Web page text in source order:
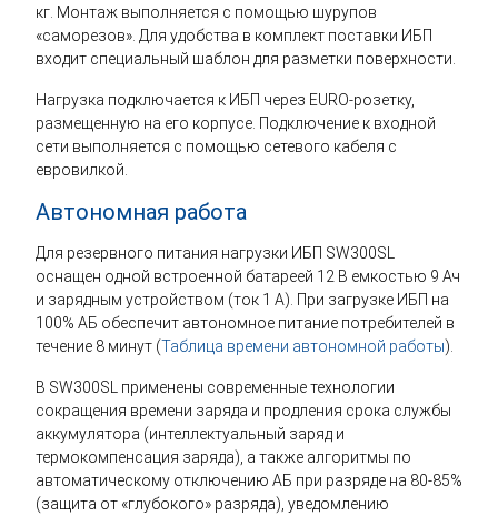
кг. Монтаж выполняется с помощью шурупов
«саморезов». Для удобства в комплект поставки ИБП
входит специальный шаблон для разметки поверхности.
Нагрузка подключается к ИБП через EURO-розетку,
размещенную на его корпусе. Подключение к входной
сети выполняется с помощью сетевого кабеля с
евровилкой.
Автономная работа
Для резервного питания нагрузки ИБП SW300SL
оснащен одной встроенной батареей 12 В емкостью 9 Ач
и зарядным устройством (ток 1 А). При загрузке ИБП на
100% АБ обеспечит автономное питание потребителей в
течение 8 минут (Таблица времени автономной работы).
В SW300SL применены современные технологии
сокращения времени заряда и продления срока службы
аккумулятора (интеллектуальный заряд и
термокомпенсация заряда), а также алгоритмы по
автоматическому отключению АБ при разряде на 80-85%
(защита от «глубокого» разряда), уведомлению